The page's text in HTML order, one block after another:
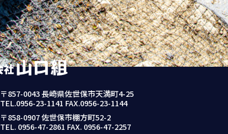
〒857-0043 長崎県佐世保市天満町4-25
TEL.0956-23-1141 FAX.0956-23-1144
〒858-0907 佐世保市棚方町52-2
TEL. 0956-47-2861 FAX. 0956-47-2257